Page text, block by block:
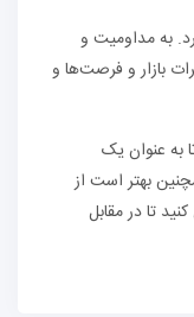
به مداومیت و
بازار و فرصت‌ها و
به عنوان یک
بهتر است از
تا در مقابل